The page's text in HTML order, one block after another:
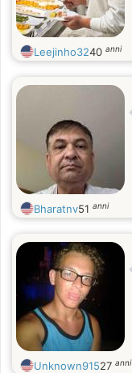
Leejinho3240 anni
Bharatnv51 anni
Unknown91527 anni